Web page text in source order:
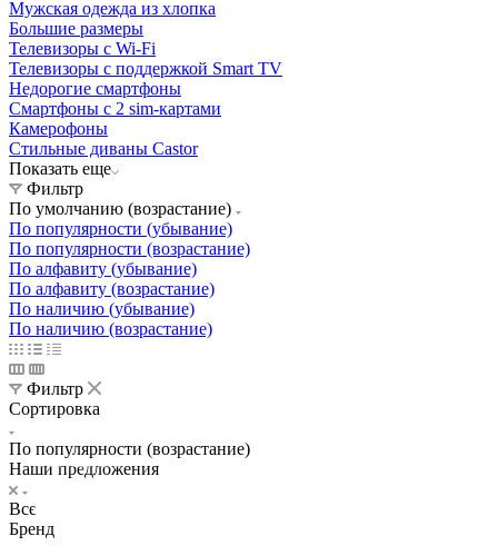
Мужская одежда из хлопка
Большие размеры
Телевизоры с Wi-Fi
Телевизоры с поддержкой Smart TV
Недорогие смартфоны
Смартфоны с 2 sim-картами
Камерофоны
Стильные диваны Castor
Показать еще
Фильтр
По умолчанию (возрастание)
По популярности (убывание)
По популярности (возрастание)
По алфавиту (убывание)
По алфавиту (возрастание)
По наличию (убывание)
По наличию (возрастание)
Фильтр
Сортировка
По популярности (возрастание)
Наши предложения
Все
Бренд
Освещение
Здания префектуры ТиНАО
Освещение
Калужский завод путевых машин и гидроприводов
Освещение
СТРОИТЕЛЬНЫЙ ГИПЕРМАРКЕТ «ЛЕРУА
МЕРЛЕН»
Освещение
Железнодорожный вокзал Арзамас-1